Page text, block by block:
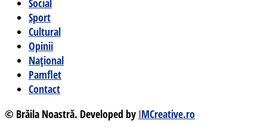
Social
Sport
Cultural
Opinii
Național
Pamflet
Contact
© Brăila Noastră. Developed by IMCreative.ro